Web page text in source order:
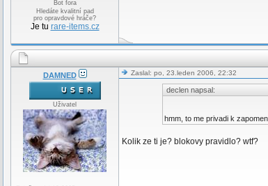
Bot fora
Hledáte kvalitní pad
pro opravdové hráče?
Je tu rare-items.cz
DAMNED
Uživatel
Zaslal: po, 23.leden 2006, 22:32
declen napsal:
hmm, to me privadi k
Kolik ze ti je? blokovy pravidlo? wtf?